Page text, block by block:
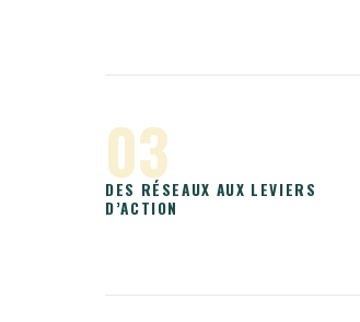
03
DES RÉSEAUX AUX LEVIERS
D’ACTION